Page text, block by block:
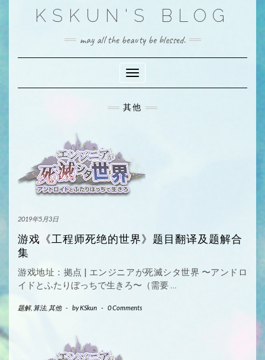
KSKUN'S BLOG
may all the beauty be blessed.
Toggle Navigation
其他
2019年5月3日
游戏《工程师死绝的世界》题目翻译及题解合
集
游戏地址：拠点 | エンジニアが死滅シタ世界 〜アンドロ
イドとふたりぼっちで生きろ〜（需要 …
题解, 算法, 其他 - byKSkun - 0 Comments